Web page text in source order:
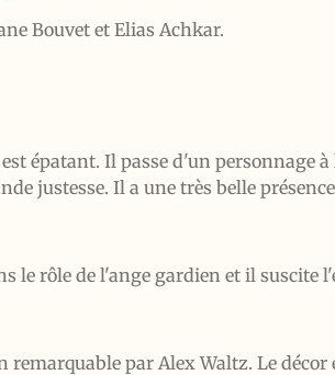
Bouvet et Elias Achkar.
épatant. Il passe d'un personnage
justesse. Il a une très belle
le rôle de l'ange gardien et il suscite
remarquable par Alex Waltz. Le